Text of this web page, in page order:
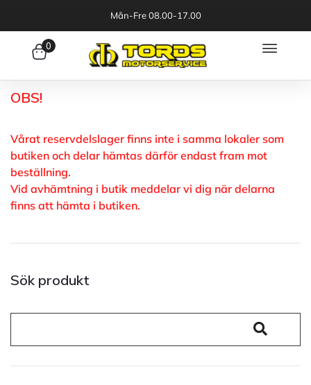
Mån-Fre 08.00-17.00
0
OBS!
Vårat reservdelslager finns inte i samma lokaler som
butiken och delar hämtas därför endast fram mot
beställning.
Vid avhämtning i butik meddelar vi dig när delarna
finns att hämta i butiken.
Sök produkt